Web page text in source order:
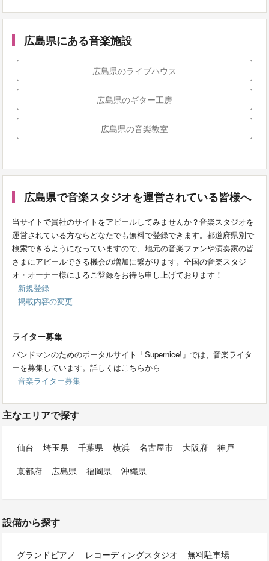
広島県にある音楽施設
広島県のライブハウス
広島県のギター工房
広島県の音楽教室
広島県で音楽スタジオを運営されている皆様へ
当サイトで貴社のサイトをアピールしてみませんか？音楽スタジオを
運営されている方ならどなたでも無料で登録できます。都道府県別で
検索できるようになっていますので、地元の音楽ファンや演奏家の皆
さまにアピールできる機会の増加に繋がります。全国の音楽スタジ
オ・オーナー様によるご登録をお待ち申し上げております！
新規登録
掲載内容の変更
ライター募集
バンドマンのためのポータルサイト「Supernice!」では、音楽ライタ
ーを募集しています。詳しくはこちらから
音楽ライター募集
主なエリアで探す
仙台 埼玉県 千葉県 横浜 名古屋市 大阪府
神戸
京都府
広島県 福岡県 沖縄県
設備から探す
グランドピアノ レコーディングスタジオ
無料駐車場